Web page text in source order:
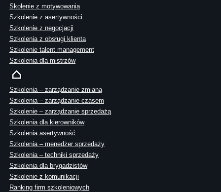
Skolenie z motywowania
Szkolenie z asertywności
Szkolenie z negocjacji
Szkolenia z obsługi klienta
Szkolenie talent management
Szkolenia dla mistrzów
Szkolenia – zarządzanie zmianą
Szkolenia – zarządzanie czasem
Szkolenie – zarządzanie sprzedażą
Szkolenia dla kierowników
Szkolenia asertywność
Szkolenia – menedżer sprzedaży
Szkolenia – techniki sprzedaży
Szkolenia dla brygadzistów
Szkolenie z komunikacji
Ranking firm szkoleniowych